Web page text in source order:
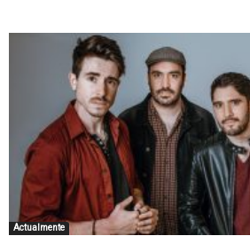
Actualmente